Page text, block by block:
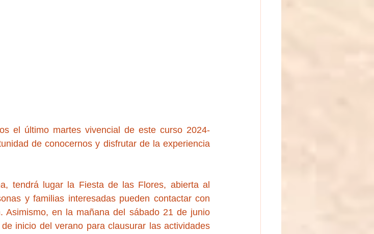
el último martes vivencial de este curso 2024-
de conocernos y disfrutar de la experiencia
tendrá lugar la Fiesta de las Flores, abierta al
y familias interesadas pueden contactar con
Asimismo, en la mañana del sábado 21 de junio
inicio del verano para clausurar las actividades